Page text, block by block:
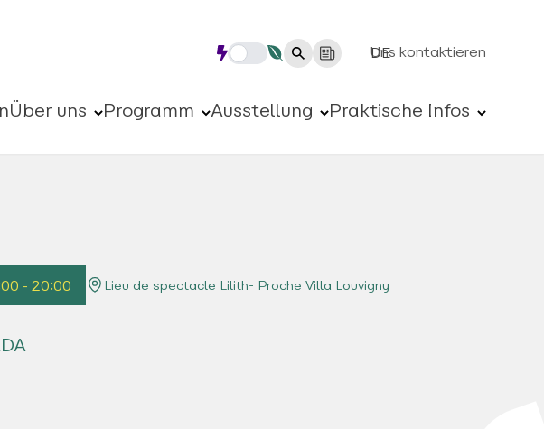
DE
Uns kontaktieren
Über uns Programm Ausstellung Praktische Infos
- 20:00 Lieu de spectacle Lilith- Proche Villa Louvigny